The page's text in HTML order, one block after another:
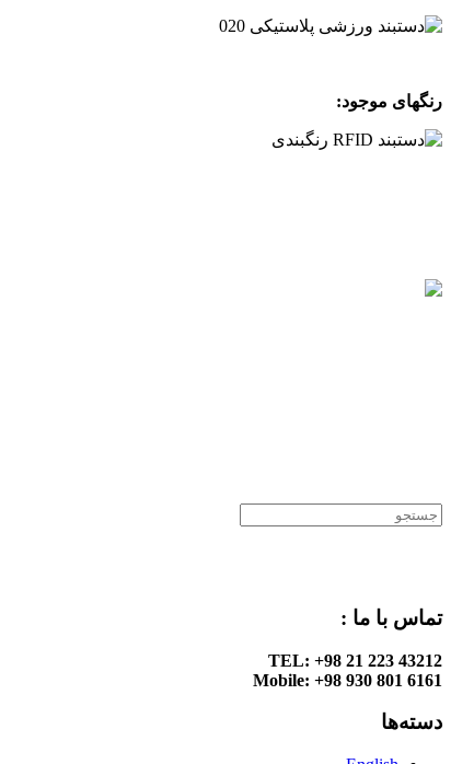
رنگهای موجود:
تماس با ما :
TEL: +98 21 223 43212
Mobile: +98 930 801 6161
دسته‌ها